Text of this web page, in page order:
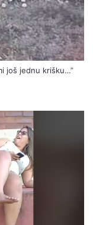
još jednu krišku…”